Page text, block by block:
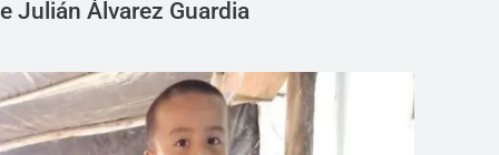
Julián Álvarez Guardia